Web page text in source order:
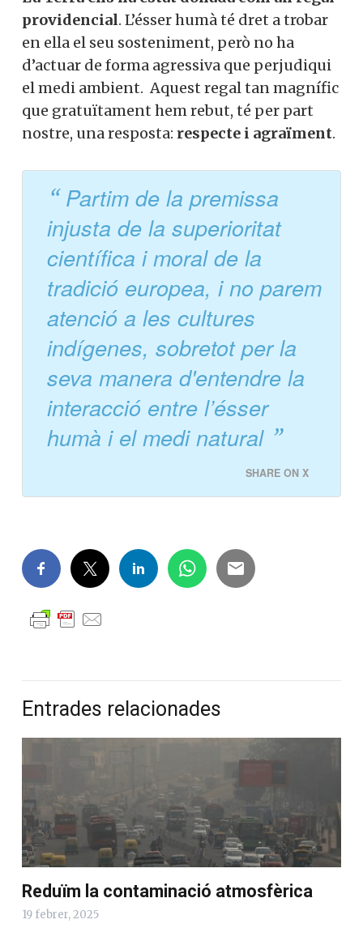
providencial. L’ésser humà té dret a trobar
en ella el seu sosteniment, però no ha
d’actuar de forma agressiva que perjudiqui
el medi ambient. Aquest regal tan magnífic
que gratuïtament hem rebut, té per part
nostre, una resposta: respecte i agraïment.
Partim de la premissa
injusta de la superioritat
científica i moral de la
tradició europea, i no parem
atenció a les cultures
indígenes, sobretot per la
seva manera d'entendre la
interacció entre l’ésser
humà i el medi natural
SHARE ON X
Entrades relacionades
Reduïm la contaminació atmosfèrica
19 febrer, 2025